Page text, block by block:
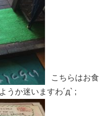
こちらはお食
うか迷いますわ´д` ;